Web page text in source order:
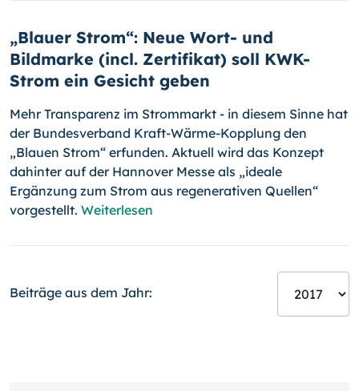
„Blauer Strom“: Neue Wort- und
Bildmarke (incl. Zertifikat) soll KWK-
Strom ein Gesicht geben
Mehr Transparenz im Strommarkt - in diesem Sinne hat
der Bundesver­band Kraft-Wärme-Kopplung den
„Blauen Strom“ erfunden. Aktuell wird das Konzept
dahinter auf der Hannover Messe als „ideale
Ergänzung zum Strom aus regenerativen Quellen“
vorgestellt. Weiterlesen
Beiträge aus dem Jahr: